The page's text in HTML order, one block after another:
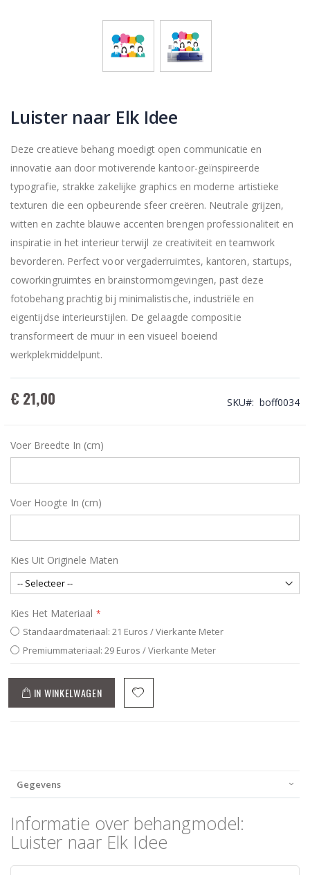
Luister naar Elk Idee
Deze creatieve behang moedigt open communicatie en
innovatie aan door motiverende kantoor-geïnspireerde
typografie, strakke zakelijke graphics en moderne artistieke
texturen die een opbeurende sfeer creëren. Neutrale grijzen,
witten en zachte blauwe accenten brengen professionaliteit en
inspiratie in het interieur terwijl ze creativiteit en teamwork
bevorderen. Perfect voor vergaderruimtes, kantoren, startups,
coworkingruimtes en brainstormomgevingen, past deze
fotobehang prachtig bij minimalistische, industriële en
eigentijdse interieurstijlen. De gelaagde compositie
transformeert de muur in een visueel boeiend
werkplekmiddelpunt.
€ 21,00 SKU boff0034
Voer Breedte In (cm)
Voer Hoogte In (cm)
Kies Uit Originele Maten
Kies Het Materiaal
Standaardmateriaal: 21 Euros / Vierkante Meter
Premiummateriaal: 29 Euros / Vierkante Meter
IN WINKELWAGEN
Gegevens
Informatie over behangmodel:
Luister naar Elk Idee